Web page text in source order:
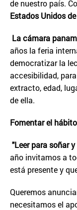
de nuestro país.
Estados Unidos
La cámara
años la feria
democratizar la
accesibilidad,
extracto, edad,
de ella.
Fomentar el
"Leer para soñar y
año invitamos a
está presente y
Queremos
necesitamos el